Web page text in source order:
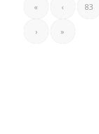
« ‹ 83
› »